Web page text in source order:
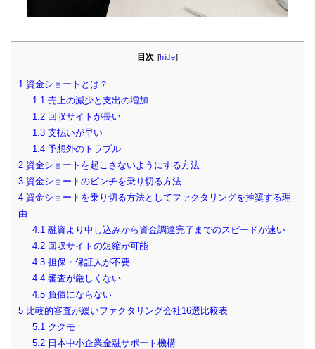
目次 [hide]
1 資金ショートとは？
1.1 売上の減少と支出の増加
1.2回収サイトが長い
1.3支払いが早い
1.4予想外のトラブル
2 資金ショートを起こさないようにする方法
3 資金ショートのピンチを乗り切る方法
4 資金ショートを乗り切る方法としてファクタリングを推奨する理
由
4.1 融資より申し込みから資金調達完了までのスピードが速い
4.2回収サイトの短縮が可能
4.3担保・保証人が不要
4.4審査が厳しくない
4.5負債にならない
5 比較的審査が緩いファクタリング会社16選比較表
5.1 ククモ
5.2日本中小企業金融サポート機構